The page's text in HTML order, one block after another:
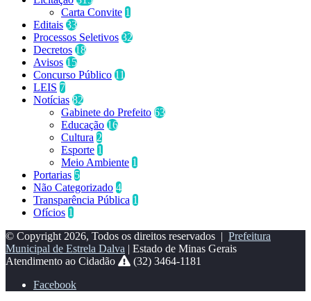
Carta Convite 1
Editais 33
Processos Seletivos 32
Decretos 18
Avisos 15
Concurso Público 11
LEIS 7
Notícias 82
Gabinete do Prefeito 63
Educação 16
Cultura 2
Esporte 1
Meio Ambiente 1
Portarias 5
Não Categorizado 4
Transparência Pública 1
Ofícios 1
© Copyright 2026, Todos os direitos reservados | Prefeitura
Municipal de Estrela Dalva | Estado de Minas Gerais
Atendimento ao Cidadão
(32) 3464-1181
Facebook